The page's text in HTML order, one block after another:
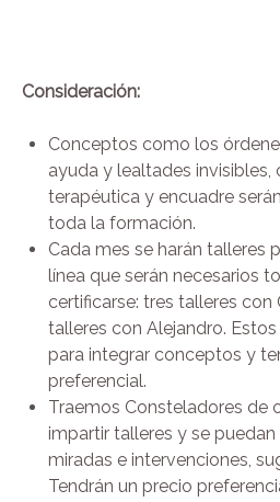
Consideración:
Conceptos como los
ayuda y lealtades invisibles,
terapéutica y encuadre
toda la formación.
Cada mes se harán talleres
línea que serán necesarios
certificarse: tres talleres con
talleres con Alejandro.
para integrar conceptos y
preferencial.
Traemos Consteladores de
impartir talleres y se
miradas e intervenciones,
Tendrán un precio